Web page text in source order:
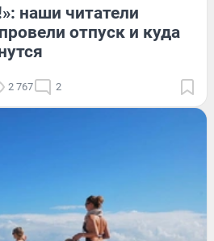
наши читатели
отпуск и куда
2 767 2